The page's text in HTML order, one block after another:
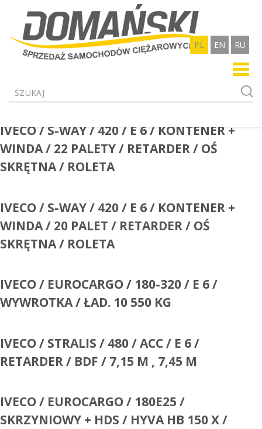
to
content
PL EN RU
IVECO / S-WAY / 420 / E 6 / KONTENER +
WINDA / 22 PALETY / RETARDER / OŚ
SKRĘTNA / ROLETA
IVECO / S-WAY / 420 / E 6 / KONTENER +
WINDA / 20 PALET / RETARDER / OŚ
SKRĘTNA / ROLETA
IVECO / EUROCARGO / 180-320 / E 6 /
WYWROTKA / ŁAD. 10 550 KG
IVECO / STRALIS / 480 / ACC / E 6 /
RETARDER / BDF / 7,15 M , 7,45 M
IVECO / EUROCARGO / 180E25 /
SKRZYNIOWY + HDS / HYVA HB 150 X /